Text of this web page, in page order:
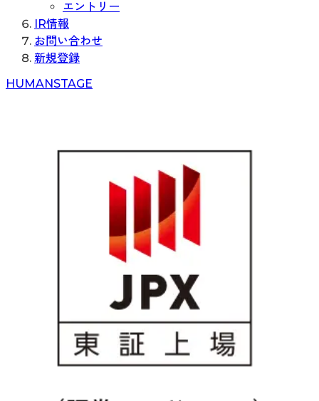
エントリー
IR情報
お問い合わせ
新規登録
HUMANSTAGE